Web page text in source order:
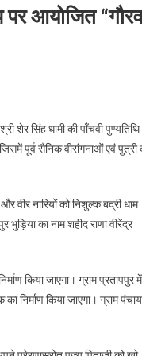
पर आयोजित
शेर सिंह धामी की पाँचवीपुण्यतिथि
पूर्व सैनिक वीरांगनाओं एवं पुत्री
वीर नारियों को निशुल्क बद्री धाम
भुड़िया का नाम शहीद राणा वीरेंद्र
किया जाएगा। ग्राम प्रतापपुर में
निर्माण किया जाएगा। ग्राम